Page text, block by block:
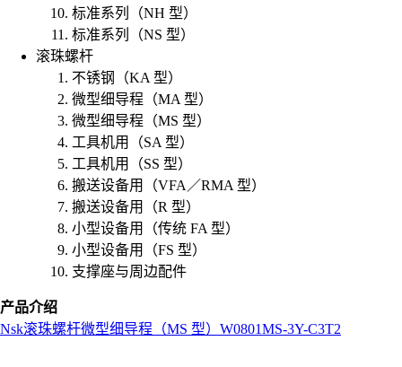
标准系列（NH 型）
标准系列（NS 型）
滚珠螺杆
不锈钢（KA 型）
微型细导程（MA 型）
微型细导程（MS 型）
工具机用（SA 型）
工具机用（SS 型）
搬送设备用（VFA／RMA 型）
搬送设备用（R 型）
小型设备用（传统 FA 型）
小型设备用（FS 型）
支撑座与周边配件
产品介绍
Nsk滚珠螺杆微型细导程（MS 型） W0801MS-3Y-C3T2